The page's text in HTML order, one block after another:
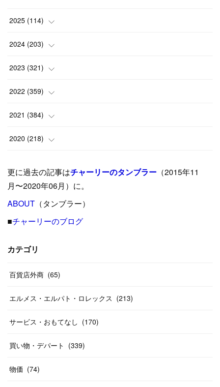
2025 (114)
(1)
(8)
(6)
(9 )
( 5 )
( 15
(24)
(8 )
(17
(12)
2024 (203)
(24)
(10)
(18)
(17)
)
(12)
19)
(13
(14)
2023 (321)
(25)
(17)
(35)
(33 )
(26)
27)
(29
(24)
(26
2022 (359)
(42)
(37)
(31)
(31)
31
(26
(20)
(14
(46
2021 (384)
(9)
(39)
( 23)
40
(55
(38)
(20
(31
58)
10
2020 (218)
(24)
( 42)
(33
(46)
(20
更に過去の記事はチャーリーのタンブラー （2015年11
月〜2020年06月）に。
ABOUT （タンブラー）
■チャーリーのブログ
カテゴリ
百貨店外商 (65)
エルメス・エルパト・ロレックス (213)
サービス・おもてなし (170)
買い物・デパート (339)
物価 (74)